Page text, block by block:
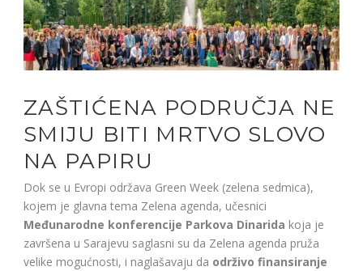
ZAŠTIĆENA PODRUČJA NE
SMIJU BITI MRTVO SLOVO
NA PAPIRU
Dok se u Evropi održava Green Week (zelena sedmica),
kojem je glavna tema Zelena agenda, učesnici
Međunarodne konferencije Parkova Dinarida koja je
završena u Sarajevu saglasni su da Zelena agenda pruža
velike mogućnosti, i naglašavaju da održivo finansiranje